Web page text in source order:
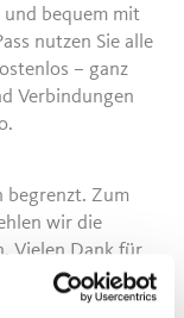
bequem mit
nutzen Sie alle
– ganz
Verbindungen
begrenzt. Zum
wir die
Vielen Dank für